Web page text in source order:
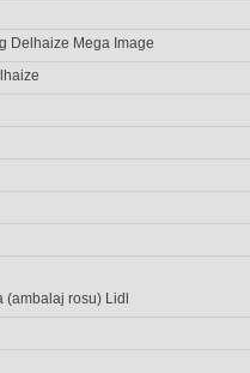
Delhaize Mega Image
(ambalaj rosu) Lidl